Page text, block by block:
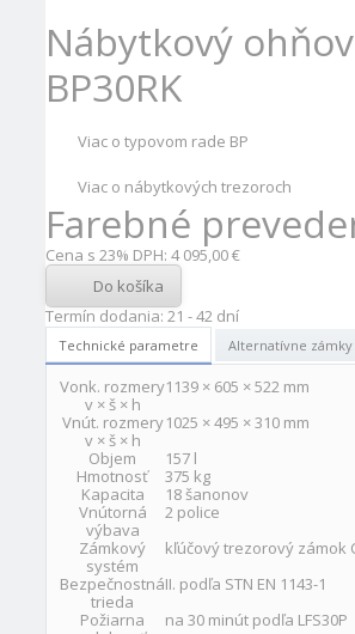
Nábytkový
BP30RK
Viac o typovom rade BP
Viac o nábytkových trezoroch
Farebné
Cena s 23% DPH: 4 095,00 €
Do košíka
Termín dodania: 21 - 42 dní
Technické parametre Alternatívne zámky
Vonk. rozmery
v × š × h
1139 × 605 × 522 mm
Vnút. rozmery
v × š × h
1025 × 495 × 310 mm
Objem
157 l
Hmotnosť
375 kg
Kapacita
18 šanonov
Vnútorná
výbava
2 police
Zámkový
systém
kľúčový trezorový zámok
Bezpečnostná
trieda
II. podľa STN EN 1143-1
Požiarna
na 30 minút podľa LFS30P